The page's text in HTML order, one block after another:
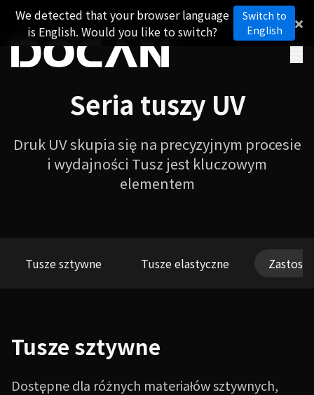
We detected that your browser language
is English. Would you like to switch?
Switch to
English
Seria tuszy UV
Druk UV skupia się na precyzyjnym procesie
i wydajności Tusz jest kluczowym
elementem
Tusze sztywne Tusze elastyczne
Tusze sztywne
Dostępne dla różnych materiałów sztywnych,